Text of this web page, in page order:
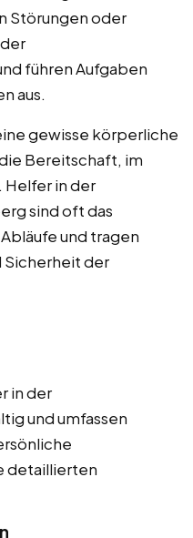
Störungen oder
führen Aufgaben
aus.
gewisse körperliche
Bereitschaft, im
in der
sind oft das
und tragen
Sicherheit der
in der
und umfassen
detaillierten